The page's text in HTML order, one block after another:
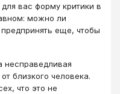
вас форму критики в
можно ли
еще, чтобы
несправедливая
близкого человека.
что это не